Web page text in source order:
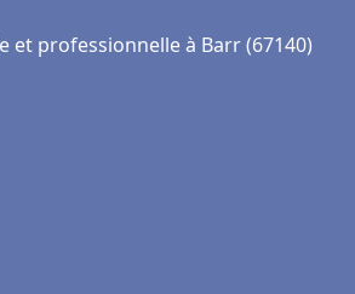
et professionnelle à Barr (67140)